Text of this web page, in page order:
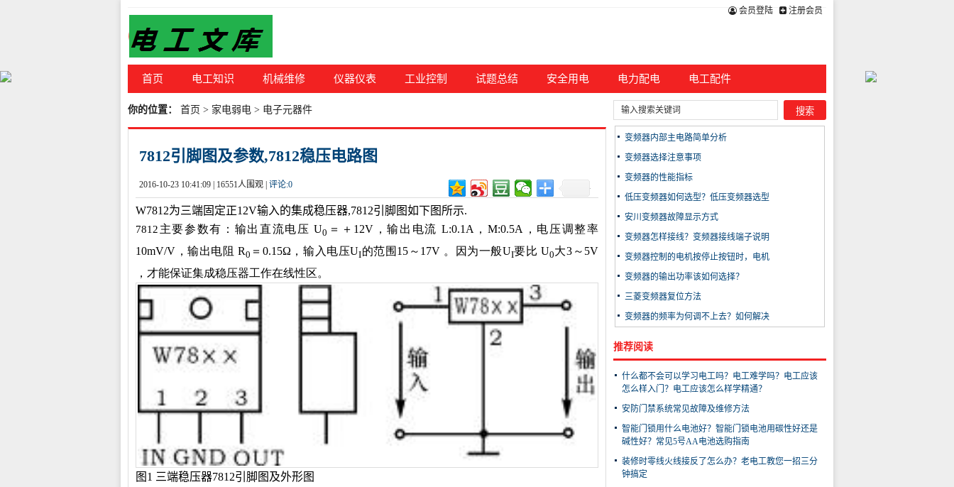
会员登陆 注册会员
首页 电工知识 机械维修 仪器仪表 工业控制 试题总结 安全用电 电力配电 电工配件
你的位置： 首页 > 家电弱电 > 电子元器件
7812引脚图及参数,7812稳压电路图
2016-10-23 10:41:09 | 16551人围观 | 评论:0
W7812为三端固定正12V输入的集成稳压器,7812引脚图如下图所示.
7812 主要参数有：输出直流电压 U0 ＝＋12V，输出电流 L:0.1A，M:0.5A，电压调整率
10mV/V，输出电阻 R0 ＝0.15Ω，输入电压UI的范围15～17V 。因为一般UI要比 U0大3～5V
，才能保证集成稳压器工作在线性区。
图1 三端稳压器7812引脚图及外形图
变频器内部主电路简单分析
变频器选择注意事项
变频器的性能指标
低压变频器如何选型？低压变频器选型
安川变频器故障显示方式
变频器怎样接线？变频器接线端子说明
变频器控制的电机按停止按钮时，电机
变频器的输出功率该如何选择？
三菱变频器复位方法
变频器的频率为何调不上去？如何解决
推荐阅读
什么都不会可以学习电工吗？电工难学吗？电工应该
怎么样入门？电工应该怎么样学精通？
安防门禁系统常见故障及维修方法
智能门锁用什么电池好？智能门锁电池用碳性好还是
碱性好？常见5号AA电池选购指南
装修时零线火线接反了怎么办？老电工教您一招三分
钟搞定